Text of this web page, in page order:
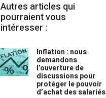
Autres articles qui
pourraient vous
intéresser :
Inflation : nous
demandons
l’ouverture de
discussions pour
protéger le pouvoir
d’achat des salariés